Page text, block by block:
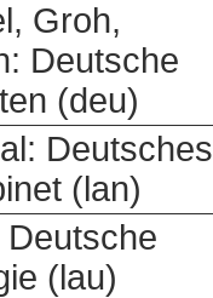
Groh,
Deutsche
(deu)
Deutsches
(lan)
(lau)